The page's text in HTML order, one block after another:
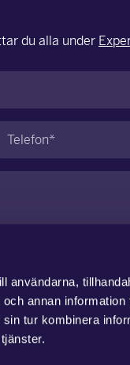
annan
tur kombinera
du alla under
Telefon (Obligatoriskt)